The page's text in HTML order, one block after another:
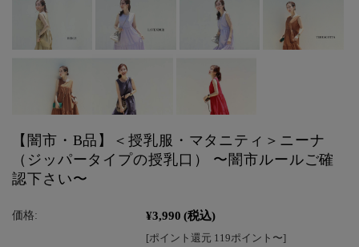
【闇市・B品】＜授乳服・マタニティ＞ニーナ
（ジッパータイプの授乳口） 〜闇市ルールご確
認下さい〜
価格: ¥3,990 (税込)
[ポイント還元 119ポイント〜]